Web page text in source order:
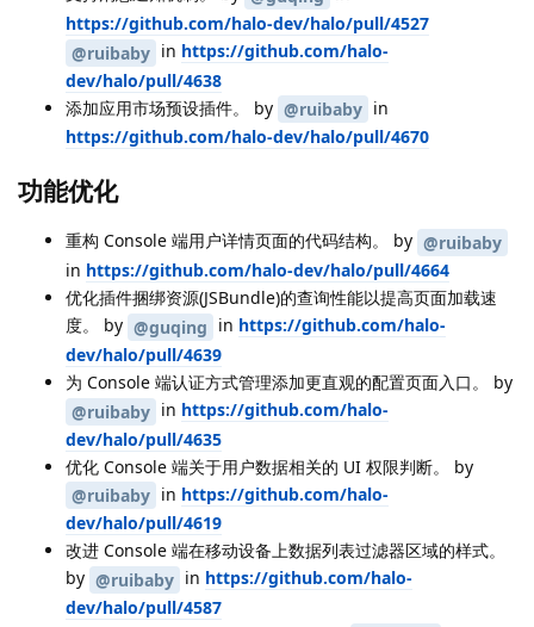
https://github.com/halo-dev/halo/pull/4527
@ruibaby in https://github.com/halo-
dev/halo/pull/4638
添加应用市场预设插件。 by @ruibaby in
https://github.com/halo-dev/halo/pull/4670
功能优化
重构 Console 端用户详情页面的代码结构。 by @ruibaby
in https://github.com/halo-dev/halo/pull/4664
优化插件捆绑资源(JSBundle)的查询性能以提高页面加载速
度。 by @guqing in https://github.com/halo-
dev/halo/pull/4639
为 Console 端认证方式管理添加更直观的配置页面入口。 by
@ruibaby in https://github.com/halo-
dev/halo/pull/4635
优化 Console 端关于用户数据相关的 UI 权限判断。 by
@ruibaby in https://github.com/halo-
dev/halo/pull/4619
改进 Console 端在移动设备上数据列表过滤器区域的样式。
by @ruibaby in https://github.com/halo-
dev/halo/pull/4587